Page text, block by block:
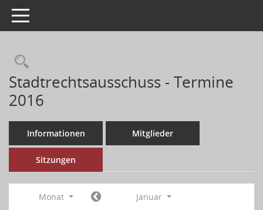
Toggle navigation
Stadtrechtsausschuss - Termine
2016
Informationen Mitglieder
Sitzungen
Monat
Januar